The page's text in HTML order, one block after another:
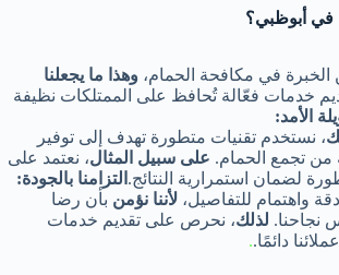
في أبوظبي؟
الخبرة في مكافحة الحمام، وهذا ما يجعلنا
خدمات فعّالة تُحافظ على الممتلكات نظيفة
الأمد:
، نستخدم تقنيات متطورة تهدف إلى توفير
من تجمع الحمام. على سبيل المثال، نعتمد على
لضمان استمرارية النتائج. التزامنا بالجودة:
واهتمام للتفاصيل، لأننا نؤمن بأن رضا
نجاحنا. لذلك، نحرص على تقديم خدمات
دائمًا..